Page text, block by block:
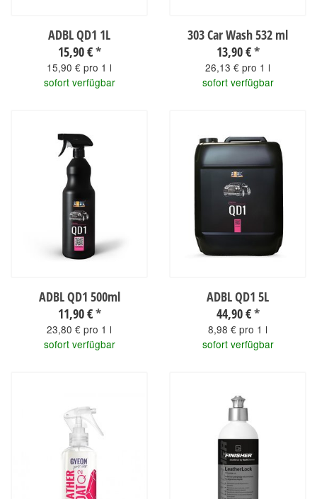
ADBL QD1 1L
15,90 €*
15,90 € pro 1 l
sofort verfügbar
303 Car Wash 532 ml
13,90 €*
26,13 € pro 1 l
sofort verfügbar
ADBL QD1 500ml
11,90 €*
23,80 € pro 1 l
sofort verfügbar
ADBL QD1 5L
44,90 €*
8,98 € pro 1 l
sofort verfügbar